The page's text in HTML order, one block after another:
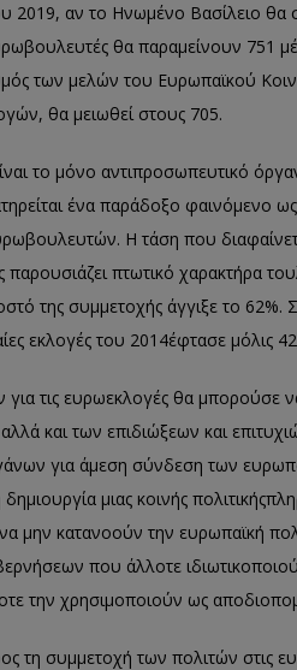
2019, αν το Ηνωμένο Βασίλειο θα
θα παραμείνουν 751
των μελών του Ευρωπαϊκού
θα μειωθεί στους 705.
το μόνο αντιπροσωπευτικό
ένα παράδοξο φαινόμενο
Η τάση που
πτωτικό χαρακτήρα
της συμμετοχής άγγιξε το 62%.
εκλογές του 2014έφτασε μόλις 4
για τις ευρωεκλογές θα μπορούσε
και των επιδιώξεων και
για άμεση σύνδεση των
δημιουργία μιας κοινής πολιτικής
μην κατανοούν την ευρωπαϊκή
που άλλοτε
την χρησιμοποιούν ως αποδιοπ
τη συμμετοχή των πολιτών στις